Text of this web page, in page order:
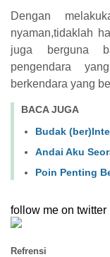
Dengan
nyaman,tidaklah
juga berguna
pengendara
berkendara yang
BACA JUGA
Budak
Andai Aku
Poin Penting
follow me on twitter
Refrensi